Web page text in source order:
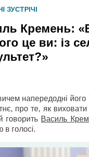
ЗУСТРІЧІ
Кремень:
це ви: із
напередодні
про те, як
говорить Василь
в голосі.